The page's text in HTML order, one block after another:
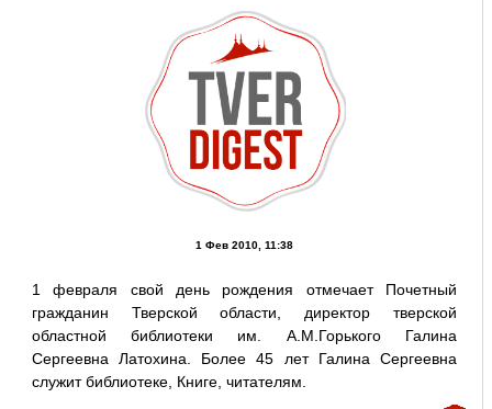
1 Фев 2010, 11:38
1 февраля свой день рождения отмечает Почетный
гражданин Тверской области, директор тверской
областной библиотеки им. А.М.Горького Галина
Сергеевна Латохина. Более 45 лет Галина Сергеевна
служит библиотеке, Книге, читателям.